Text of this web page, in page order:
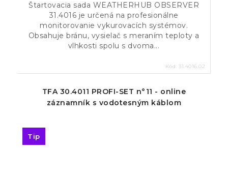
Štartovacia sada WEATHERHUB OBSERVER
31.4016 je určená na profesionálne
monitorovanie vykurovacích systémov.
Obsahuje bránu, vysielač s meraním teploty a
vlhkosti spolu s dvoma...
Kód: 31.4016.02
TFA 30.4011 PROFI-SET n°11 - online
záznamník s vodotesným káblom
Tip